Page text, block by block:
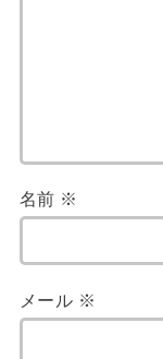
名前 ※
メール ※